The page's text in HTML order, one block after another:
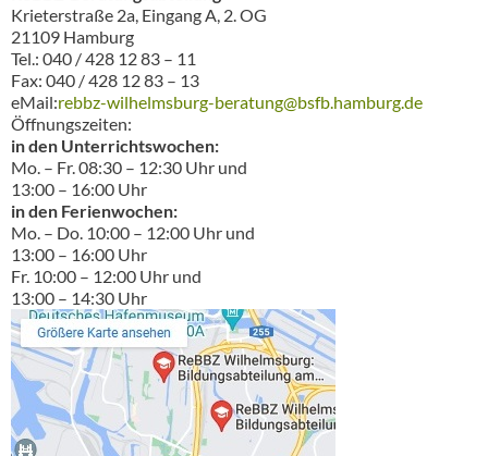
Krieterstraße 2a, Eingang A, 2. OG
21109 Hamburg
Tel.: 040 / 428 12 83 – 11
Fax: 040 / 428 12 83 – 13
eMail:rebbz-wilhelmsburg-beratung@bsfb.hamburg.de
Öffnungszeiten:
in den Unterrichtswochen:
Mo. – Fr. 08:30 – 12:30 Uhr und
13:00 – 16:00 Uhr
in den Ferienwochen:
Mo. – Do. 10:00 – 12:00 Uhr und
13:00 – 16:00 Uhr
Fr. 10:00 – 12:00 Uhr und
13:00 – 14:30 Uhr